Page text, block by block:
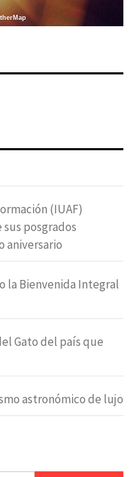
(IUAF)
posgrados
aniversario
la Bienvenida Integral
Gato del país que
astronómico de lujo